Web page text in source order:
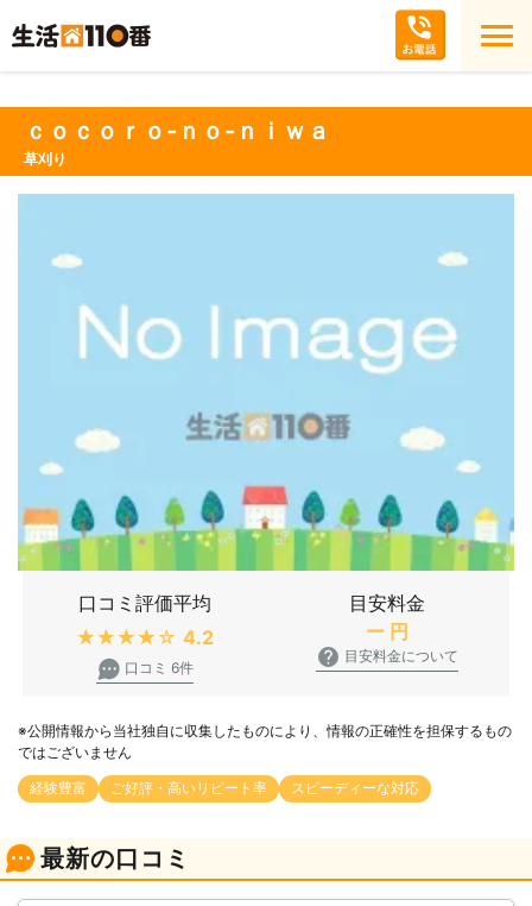
ｃｏｃｏｒｏ‐ｎｏ‐ｎｉｗａ
草刈り
口コミ評価平均
★★★★★ 4.2
口コミ 6件
目安料金
ー 円
目安料金について
※公開情報から当社独自に収集したものにより、情報の正確性を担保するもの
ではございません
経験豊富 ご好評・高いリピート率 スピーディーな対応
最新の口コミ